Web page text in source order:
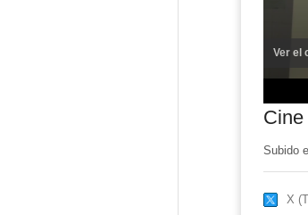
Ver el
Cine
Subido el
X